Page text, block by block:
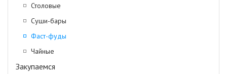
Столовые
Суши-бары
Фаст-фуды
Чайные
Закупаемся